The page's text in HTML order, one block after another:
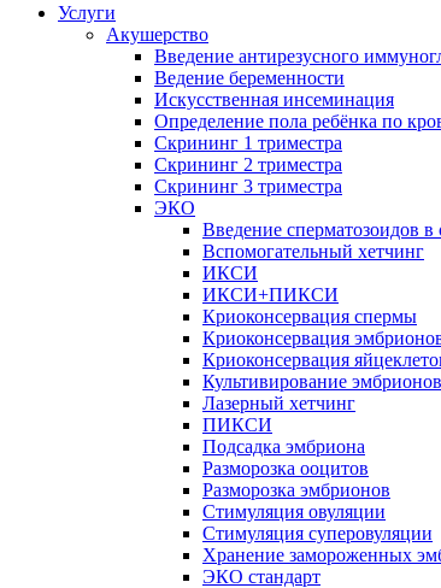
Услуги
Акушерство
Введение антирезусного
Ведение беременности
Искусственная инсеминация
Определение пола ребёнка по
Скрининг 1 триместра
Скрининг 2 триместра
Скрининг 3 триместра
ЭКО
Введение сперматозоидов в
Вспомогательный хетчинг
ИКСИ
ИКСИ+ПИКСИ
Криоконсервация спермы
Криоконсервация
Криоконсервация
Культивирование эмбрионов
Лазерный хетчинг
ПИКСИ
Подсадка эмбриона
Разморозка ооцитов
Разморозка эмбрионов
Стимуляция овуляции
Стимуляция суперовуляции
Хранение замороженных
ЭКО стандарт